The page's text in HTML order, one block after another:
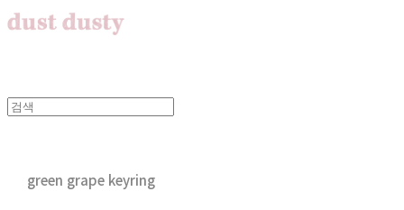
green grape keyring